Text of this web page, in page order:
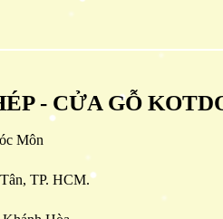
- CỬA GỖ
Môn
TP. HCM.